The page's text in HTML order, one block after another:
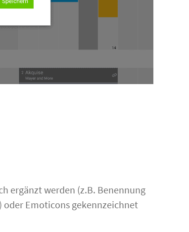
ergänzt werden (z.B. Benennung
Emoticons gekennzeichnet